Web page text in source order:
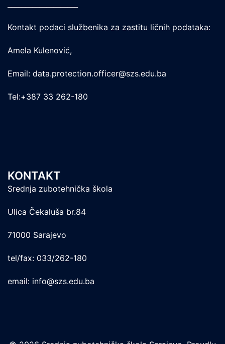
Kontakt podaci službenika za zastitu ličnih podataka:
Amela Kulenović,
Email: data.protection.officer@szs.edu.ba
Tel:+387 33 262-180
KONTAKT
Srednja zubotehnička škola
Ulica Čekaluša br.84
71000 Sarajevo
tel/fax: 033/262-180
email: info@szs.edu.ba